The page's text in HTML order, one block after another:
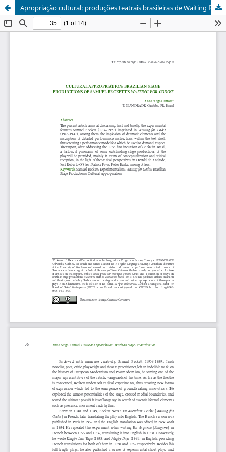
Apropriação cultural: produções teatrais brasileiras de Waiting for Godot, de Samuel Beckett